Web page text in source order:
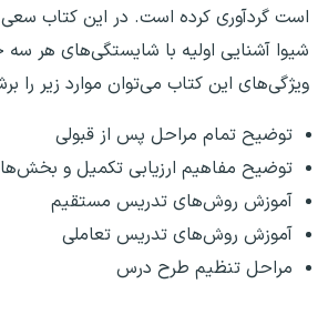
است گردآوری کرده است. در این کتاب سعی
شیوا آشنایی اولیه با شایستگی‌های هر
ویژگی‌های این کتاب می‌توان موارد زیر را
توضیح تمام مراحل پس از قبولی
توضیح مفاهیم ارزیابی تکمیل و
آموزش روش‌های تدریس مستقیم
آموزش روش‌های تدریس تعاملی
مراحل تنظیم طرح درس